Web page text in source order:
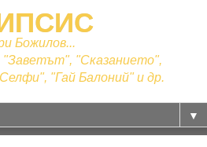
Божилов...
"Сказанието",
"Гай Балоний" и др.
▼